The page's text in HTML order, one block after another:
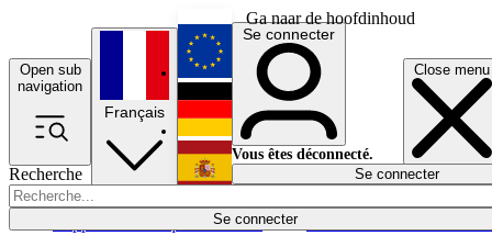
Ga naar de hoofdinhoud
Open sub
navigation
Close menu
Recherche
Se connecter
Économie
Français
English
Deutsch
Español
Se connecter
Vous êtes déconnecté.
Se connecter